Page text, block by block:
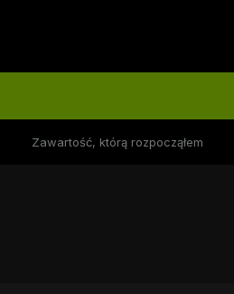
Zawartość, którą rozpocząłem